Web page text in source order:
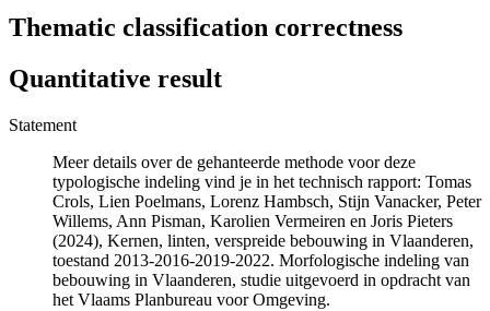
Thematic classification correctness
Quantitative result
Statement
Meer details over de gehanteerde methode voor deze
typologische indeling vind je in het technisch rapport: Tomas
Crols, Lien Poelmans, Lorenz Hambsch, Stijn Vanacker, Peter
Willems, Ann Pisman, Karolien Vermeiren en Joris Pieters
(2024), Kernen, linten, verspreide bebouwing in Vlaanderen,
toestand 2013-2016-2019-2022. Morfologische indeling van
bebouwing in Vlaanderen, studie uitgevoerd in opdracht van
het Vlaams Planbureau voor Omgeving.